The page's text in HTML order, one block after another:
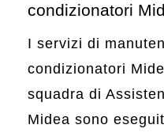
condizionatori
I servizi di
condizionatori
squadra di
Midea sono